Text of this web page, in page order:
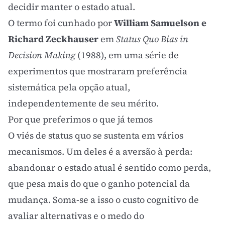
decidir manter o estado atual.
O termo foi cunhado porWilliam Samuelson e
Richard ZeckhauseremStatus Quo Bias in
Decision Making(1988), em uma série de
experimentos que mostraram preferência
sistemática pela opção atual,
independentemente de seu mérito.
Por que preferimos o que já temos
O viés de status quo se sustenta em vários
mecanismos. Um deles é a aversão à perda:
abandonar o estado atual é sentido como perda,
que pesa mais do que o ganho potencial da
mudança. Soma-se a isso o custo cognitivo de
avaliar alternativas e o medo do